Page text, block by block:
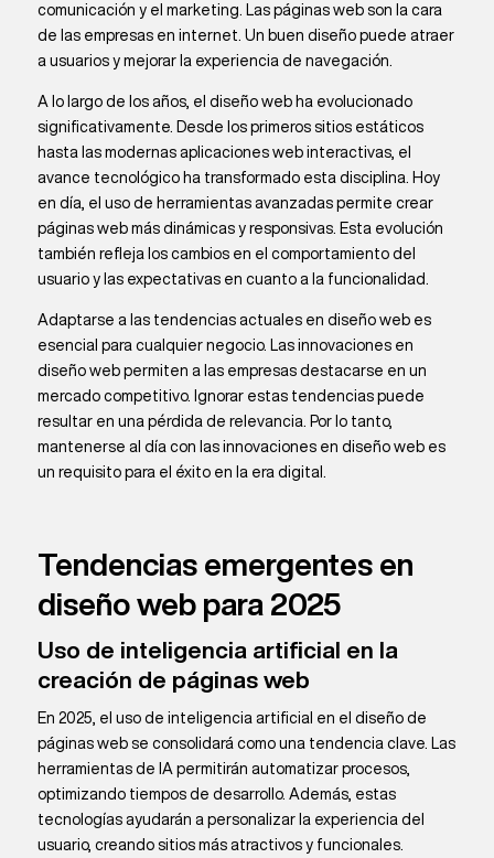
comunicación y el marketing. Las páginas web son la cara
de las empresas en internet. Un buen diseño puede atraer
a usuarios y mejorar la experiencia de navegación.
A lo largo de los años, el diseño web ha evolucionado
significativamente. Desde los primeros sitios estáticos
hasta las modernas aplicaciones web interactivas, el
avance tecnológico ha transformado esta disciplina. Hoy
en día, el uso de herramientas avanzadas permite crear
páginas web más dinámicas y responsivas. Esta evolución
también refleja los cambios en el comportamiento del
usuario y las expectativas en cuanto a la funcionalidad.
Adaptarse a las tendencias actuales en diseño web es
esencial para cualquier negocio. Las innovaciones en
diseño web permiten a las empresas destacarse en un
mercado competitivo. Ignorar estas tendencias puede
resultar en una pérdida de relevancia. Por lo tanto,
mantenerse al día con las innovaciones en diseño web es
un requisito para el éxito en la era digital.
Tendencias emergentes en
diseño web para 2025
Uso de inteligencia artificial en la
creación de páginas web
En 2025, el uso de inteligencia artificial en el diseño de
páginas web se consolidará como una tendencia clave. Las
herramientas de IA permitirán automatizar procesos,
optimizando tiempos de desarrollo. Además, estas
tecnologías ayudarán a personalizar la experiencia del
usuario, creando sitios más atractivos y funcionales.